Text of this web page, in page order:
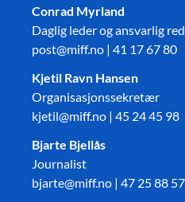
Conrad Myrland
Daglig leder og ansvarlig
post@miff.no | 41 17 67 80
Kjetil Ravn Hansen
Organisasjonssekretær
kjetil@miff.no | 45 24 45 98
Bjarte Bjellås
Journalist
bjarte@miff.no | 47 25 88 57